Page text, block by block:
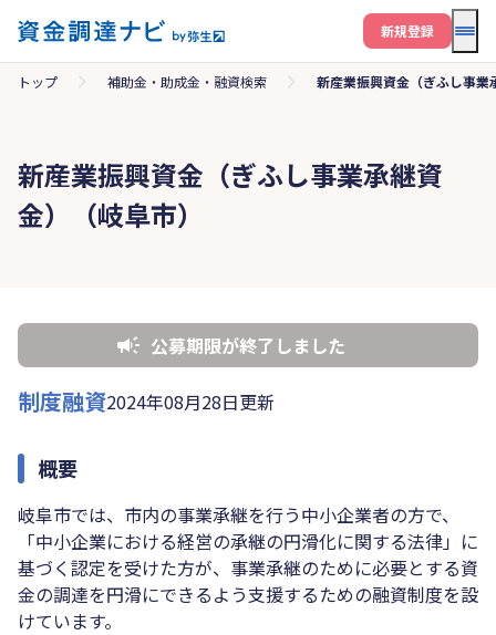
メ
新規登録
トップ 補助金・助成金・融資検索 新産業振興資金（ぎふし事業
新産業振興資金（ぎふし事業承継資
金）（岐阜市）
公募期限が終了しました
制度融資2024年08月28日更新
概要
岐阜市では、市内の事業承継を行う中小企業者の方で、
「中小企業における経営の承継の円滑化に関する法律」に
基づく認定を受けた方が、事業承継のために必要とする資
金の調達を円滑にできるよう支援するための融資制度を設
けています。